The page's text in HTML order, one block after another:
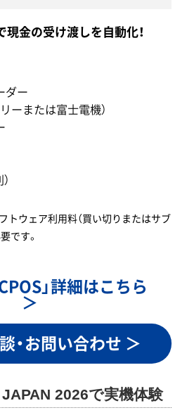
金の受け渡しを自動化！
ダー
ーまたは富士電機）
トウェア利用料（買い切りまたはサブ
です。
」詳細はこちら
＞
・お問い合わせ ＞
2026で実機体験